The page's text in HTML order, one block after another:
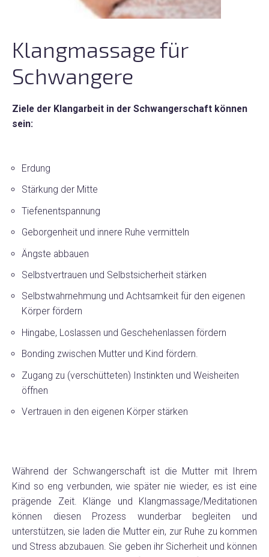
Klangmassage für
Schwangere
Ziele der Klangarbeit in der Schwangerschaft können
sein:
Erdung
Stärkung der Mitte
Tiefenentspannung
Geborgenheit und innere Ruhe vermitteln
Ängste abbauen
Selbstvertrauen und Selbstsicherheit stärken
Selbstwahrnehmung und Achtsamkeit für den eigenen
Körper fördern
Hingabe, Loslassen und Geschehenlassen fördern
Bonding zwischen Mutter und Kind fördern.
Zugang zu (verschütteten) Instinkten und Weisheiten
öffnen
Vertrauen in den eigenen Körper stärken
Während der Schwangerschaft ist die Mutter mit Ihrem
Kind so eng verbunden, wie später nie wieder, es ist eine
prägende Zeit. Klänge und Klangmassage/Meditationen
können diesen Prozess wunderbar begleiten und
unterstützen, sie laden die Mutter ein, zur Ruhe zu kommen
und Stress abzubauen. Sie geben ihr Sicherheit und können